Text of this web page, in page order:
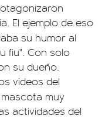
El ejemplo de eso
su humor al
fiu". Con solo
su dueño.
videos del
muy
actividades del